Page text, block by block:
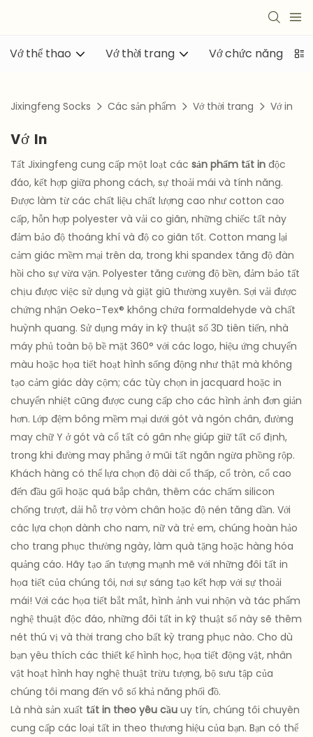
Vớ thể thao Vớ thời trang Vớ chức năng
Jixingfeng Socks Các sản phẩm Vớ thời trang Vớ in
Vớ In
Tất Jixingfeng cung cấp một loạt các sản phẩm tất in độc
đáo, kết hợp giữa phong cách, sự thoải mái và tính năng.
Được làm từ các chất liệu chất lượng cao như cotton cao
cấp, hỗn hợp polyester và vải co giãn, những chiếc tất này
đảm bảo độ thoáng khí và độ co giãn tốt. Cotton mang lại
cảm giác mềm mại trên da, trong khi spandex tăng độ đàn
hồi cho sự vừa vặn. Polyester tăng cường độ bền, đảm bảo tất
chịu được việc sử dụng và giặt giũ thường xuyên. Sợi vải được
chứng nhận Oeko-Tex® không chứa formaldehyde và chất
huỳnh quang. Sử dụng máy in kỹ thuật số 3D tiên tiến, nhà
máy phủ toàn bộ bề mặt 360° với các logo, hiệu ứng chuyển
màu hoặc họa tiết hoạt hình sống động như thật mà không
tạo cảm giác dày cộm; các tùy chọn in jacquard hoặc in
chuyển nhiệt cũng được cung cấp cho các hình ảnh đơn giản
hơn. Lớp đệm bông mềm mại dưới gót và ngón chân, đường
may chữ Y ở gót và cổ tất có gân nhẹ giúp giữ tất cố định,
trong khi đường may phẳng ở mũi tất ngăn ngừa phồng rộp.
Khách hàng có thể lựa chọn độ dài cổ thấp, cổ tròn, cổ cao
đến đầu gối hoặc quá bắp chân, thêm các chấm silicon
chống trượt, dải hỗ trợ vòm chân hoặc độ nén tăng dần. Với
các lựa chọn dành cho nam, nữ và trẻ em, chúng hoàn hảo
cho trang phục thường ngày, làm quà tặng hoặc hàng hóa
quảng cáo. Hãy tạo ấn tượng mạnh mẽ với những đôi tất in
họa tiết của chúng tôi, nơi sự sáng tạo kết hợp với sự thoải
mái! Với các họa tiết bắt mắt, hình ảnh vui nhộn và tác phẩm
nghệ thuật độc đáo, những đôi tất in kỹ thuật số này sẽ thêm
nét thú vị và thời trang cho bất kỳ trang phục nào. Cho dù
bạn yêu thích các thiết kế hình học, họa tiết động vật, nhân
vật hoạt hình hay nghệ thuật trừu tượng, bộ sưu tập của
chúng tôi mang đến vô số khả năng phối đồ.
Là nhà sản xuất tất in theo yêu cầu uy tín, chúng tôi chuyên
cung cấp các loại tất in theo thương hiệu của bạn. Bạn có thể